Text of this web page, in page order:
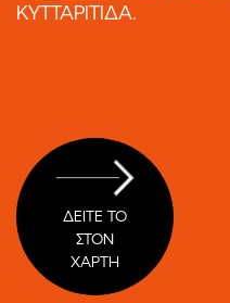
ΚΥΤΤΑΡΙΤΙΔΑ.
ΔΕΙΤΕ ΤΟ
ΣΤΟΝ
ΧΑΡΤΗ